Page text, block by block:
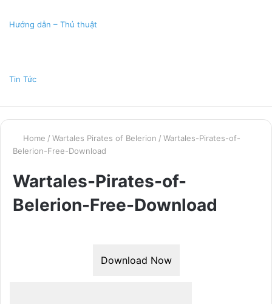
Hướng dẫn – Thủ thuật
Tin Tức
Home / Wartales Pirates of Belerion / Wartales-Pirates-of-
Belerion-Free-Download
Wartales-Pirates-of-
Belerion-Free-Download
Download Now